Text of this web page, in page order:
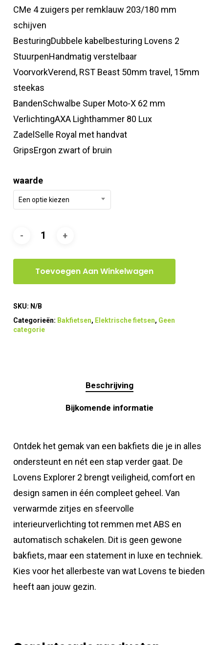
CMe 4 zuigers per remklauw 203/180 mm
schijven
BesturingDubbele kabelbesturing Lovens 2
StuurpenHandmatig verstelbaar
VoorvorkVerend, RST Beast 50mm travel, 15mm
steekas
BandenSchwalbe Super Moto-X 62 mm
VerlichtingAXA Lighthammer 80 Lux
ZadelSelle Royal met handvat
GripsErgon zwart of bruin
waarde
Een optie kiezen
Toevoegen Aan Winkelwagen
SKU: N/B
Categorieën: Bakfietsen, Elektrische fietsen, Geen
categorie
Beschrijving
Bijkomende informatie
Ontdek het gemak van een bakfiets die je in alles
ondersteunt en nét een stap verder gaat. De
Lovens Explorer 2 brengt veiligheid, comfort en
design samen in één compleet geheel. Van
verwarmde zitjes en sfeervolle
interieurverlichting tot remmen met ABS en
automatisch schakelen. Dit is geen gewone
bakfiets, maar een statement in luxe en techniek.
Kies voor het allerbeste van wat Lovens te bieden
heeft aan jouw gezin.